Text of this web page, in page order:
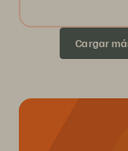
Cargar